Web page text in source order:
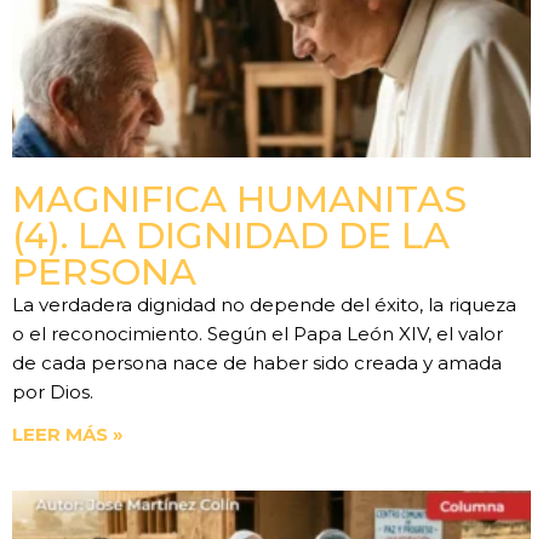
MAGNIFICA HUMANITAS
(4). LA DIGNIDAD DE LA
PERSONA
La verdadera dignidad no depende del éxito, la riqueza
o el reconocimiento. Según el Papa León XIV, el valor
de cada persona nace de haber sido creada y amada
por Dios.
LEER MÁS »